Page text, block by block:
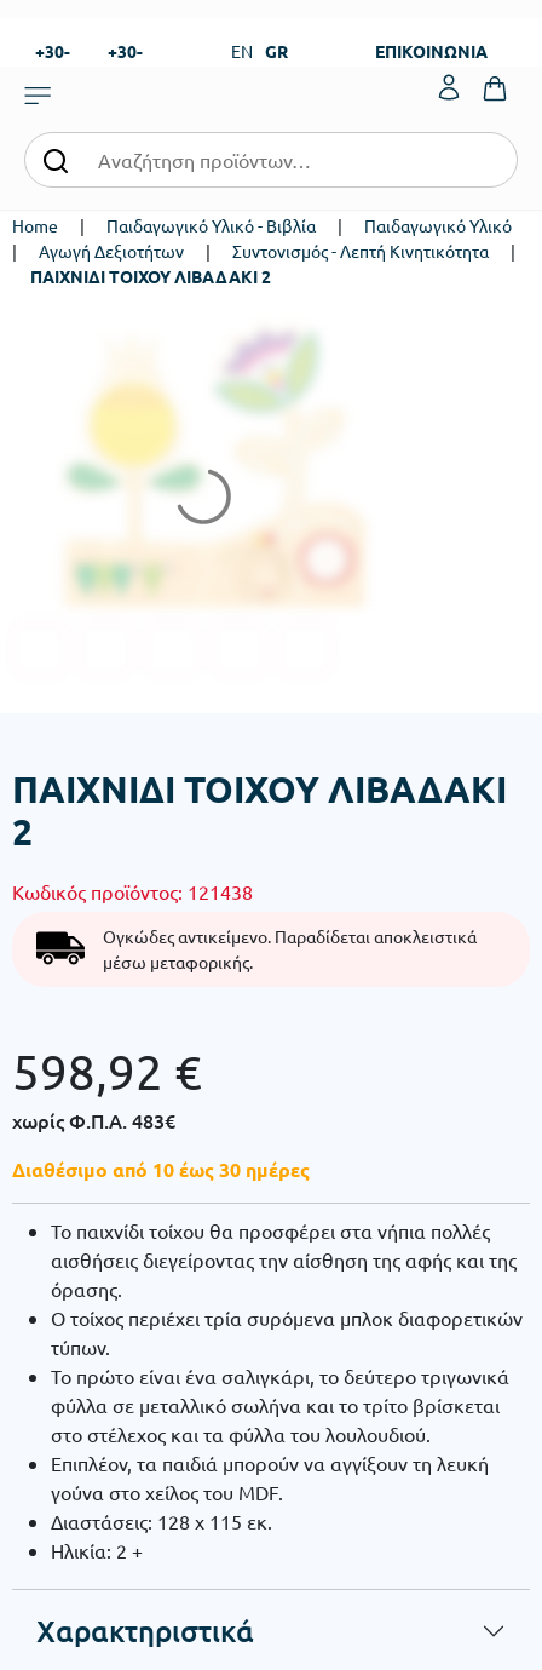
+30-
99273
+30-
EN GR ΕΠΙΚΟΙΝΩΝΙΑ
Home | Παιδαγωγικό Υλικό - Βιβλία |
Παιδαγωγικό Υλικό
|
Αγωγή Δεξιοτήτων | Συντονισμός - Λεπτή Κινητικότητα
|
ΠΑΙΧΝΙΔΙ ΤΟΙΧΟΥ ΛΙΒΑΔΑΚΙ 2
ΠΑΙΧΝΙΔΙ ΤΟΙΧΟΥ ΛΙΒΑΔΑΚΙ
2
Κωδικός προϊόντος: 121438
Ογκώδες αντικείμενο. Παραδίδεται αποκλειστικά
μέσω μεταφορικής.
598,92 €
χωρίς Φ.Π.Α.483€
Διαθέσιμο από 10 έως 30 ημέρες
Το παιχνίδι τοίχου θα προσφέρει στα νήπια πολλές
αισθήσεις διεγείροντας την αίσθηση της αφής και της
όρασης.
Ο τοίχος περιέχει τρία συρόμενα μπλοκ διαφορετικών
τύπων.
Το πρώτο είναι ένα σαλιγκάρι, το δεύτερο τριγωνικά
φύλλα σε μεταλλικό σωλήνα και το τρίτο βρίσκεται
στο στέλεχος και τα φύλλα του λουλουδιού.
Επιπλέον, τα παιδιά μπορούν να αγγίξουν τη λευκή
γούνα στο χείλος του MDF.
Διαστάσεις: 128 x 115 εκ.
Ηλικία: 2 +
Χαρακτηριστικά